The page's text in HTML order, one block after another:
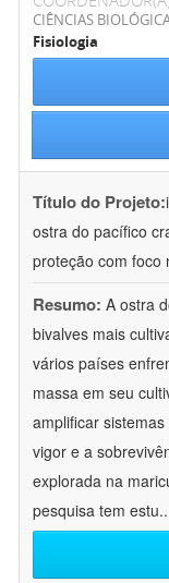
CIÊNCIAS
Fisiologia
Título do Projeto:
ostra do pacífico
proteção com foco
Resumo: A ostra
bivalves mais
vários países
massa em seu
amplificar
vigor e a
explorada na
pesquisa tem estu